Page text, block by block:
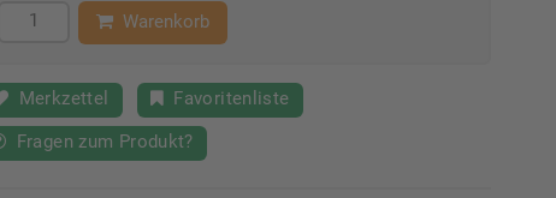
Warenkorb
Merkzettel
Favoritenliste
Fragen zum Produkt?